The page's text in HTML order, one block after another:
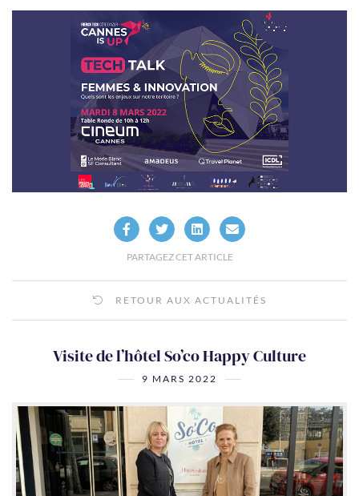
PARTAGEZ CET ARTICLE
RETOUR AUX ACTUALITÉS
Visite de l’hôtel So’co Happy Culture
9 MARS 2022